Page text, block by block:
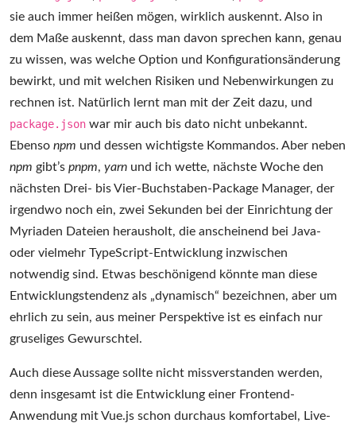
sie auch immer heißen mögen, wirklich auskennt. Also in
dem Maße auskennt, dass man davon sprechen kann, genau
zu wissen, was welche Option und Konfigurationsänderung
bewirkt, und mit welchen Risiken und Nebenwirkungen zu
rechnen ist. Natürlich lernt man mit der Zeit dazu, und
package.json war mir auch bis dato nicht unbekannt.
Ebenso npm und dessen wichtigste Kommandos. Aber neben
npm gibt’s pnpm, yarn und ich wette, nächste Woche den
nächsten Drei- bis Vier-Buchstaben-Package Manager, der
irgendwo noch ein, zwei Sekunden bei der Einrichtung der
Myriaden Dateien herausholt, die anscheinend bei Java-
oder vielmehr TypeScript-Entwicklung inzwischen
notwendig sind. Etwas beschönigend könnte man diese
Entwicklungstendenz als „dynamisch“ bezeichnen, aber um
ehrlich zu sein, aus meiner Perspektive ist es einfach nur
gruseliges Gewurschtel.
Auch diese Aussage sollte nicht missverstanden werden,
denn insgesamt ist die Entwicklung einer Frontend-
Anwendung mit Vue.js schon durchaus komfortabel, Live-